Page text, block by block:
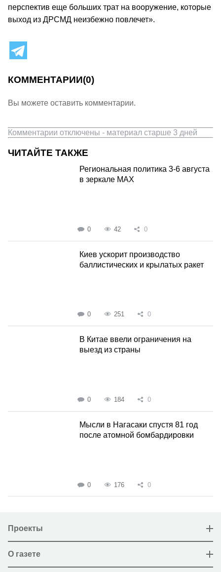
перспектив еще больших трат на вооружение, которые
выход из ДРСМД неизбежно повлечет».
КОММЕНТАРИИ(0)
Вы можете оставить комментарии.
Комментарии отключены - материал старше 3 дней
ЧИТАЙТЕ ТАКЖЕ
Региональная политика 3-6 августа
в зеркале MAX
0 42 0
Киев ускорит производство
баллистических и крылатых ракет
0 251 0
В Китае ввели ограничения на
выезд из страны
0 184 0
Мысли в Нагасаки спустя 81 год
после атомной бомбардировки
0 176 0
Проекты
О газете